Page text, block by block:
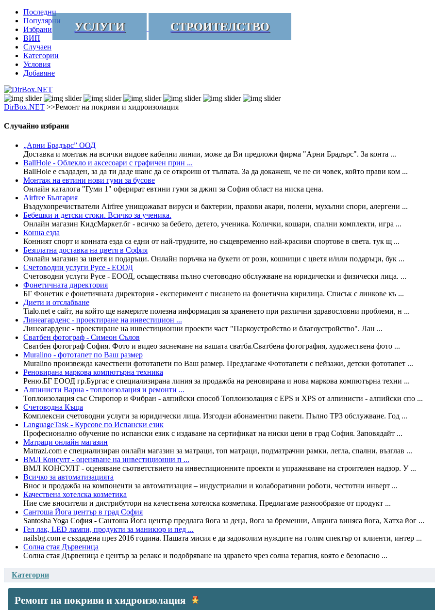
Последни
Популярни
Избрани
ВИП
Случаен
Категории
Условия
Добавяне
УСЛУГИ СТРОИТЕЛСТВО
DirBox.NET >>Ремонт на покриви и хидроизолация
Случайно избрани
„Арни Брадърс” ООД
Доставка и монтаж на всички видове кабелни линии, може да Ви предложи фирма "Арни Брадърс". За конта ...
BallHole - Облекло и аксесоари с графичен прин ...
BallHole е създаден, за да ти даде шанс да се откроиш от тълпата. За да докажеш, че не си човек, който прави ком ...
Монтаж на евтини нови гуми за бусове
Онлайн каталога "Гуми 1" оферират евтини гуми за джип за София област на ниска цена.
Airfree България
Въздухопречистватели Airfree унищожават вируси и бактерии, прахови акари, полени, мухълни спори, алергени ...
Бебешки и детски стоки. Всичко за ученика.
Онлайн магазин КидсМаркет.бг - всичко за бебето, детето, ученика. Колички, кошари, спални комплекти, игра ...
Конна езда
Конният спорт и конната езда са едни от най-трудните, но същевременно най-красиви спортове в света. тук щ ...
Безплатна доставка на цветя в София
Онлайн магазин за цветя и подаръци. Онлайн поръчка на букети от рози, кошници с цветя и/или подаръци, бук ...
Счетоводни услуги Русе - ЕООД
Счетоводни услуги Русе - ЕООД, осъществява пълно счетоводно обслужване на юридически и физически лица. ...
Фонетичната директория
БГ Фонетик е фонетичната директория - експеримент с писането на фонетична кирилица. Списък с линкове къ ...
Диети и отслабване
Tialo.net е сайт, на който ще намерите полезна информация за храненето при различни здравословни проблеми, н ...
Линеагарденс - проектиране на инвестицион ...
Линеагарденс - проектиране на инвестиционни проекти част "Паркоустройство и благоустройство". Лан ...
Сватбен фотограф - Симеон Сълов
Сватбен фотограф София. Фото и видео заснемане на вашата сватба.Сватбена фотография, художествена фото ...
Muralino - фототапет по Ваш размер
Muralino произвежда качествени фототапети по Ваш размер. Предлагаме Фототапети с пейзажи, детски фототапет ...
Реновирана маркова компютърна техника
Реню.БГ ЕООД гр.Бургас е специализирана линия за продажба на реновирана и нова маркова компютърна техни ...
Алпинисти Варна - топлоизолация и ремонти ...
Топлоизолация със Стиропор и Фибран - алпийски способ Топлоизолация с EPS и XPS от алпинисти - алпийски спо ...
Счетоводна Къща
Комплексни счетоводни услуги за юридически лица. Изгодни абонаментни пакети. Пълно ТРЗ обслужване. Год ...
LanguageTask - Курсове по Испански език
Професионално обучение по испански език с издаване на сертификат на ниски цени в град София. Заповядайт ...
Матраци онлайн магазин
Matrazi.com е специализиран онлайн магазин за матраци, топ матраци, подматрачни рамки, легла, спални, възглав ...
ВМЛ Консулт - oценяване на инвестиционни п ...
ВМЛ КОНСУЛТ - oценяване съответствието на инвестиционните проекти и упражняване на строителен надзор. У ...
Всичко за автоматизацията
Внос и продажба на компоненти за автоматизация – индустриални и колаборативни роботи, честотни инверт ...
Качествена хотелска козметика
Ние сме вносители и дистрибутори на качествена хотелска козметика. Предлагаме разнообразие от продукт ...
Сантоша Йога център в град София
Santosha Yoga София - Сантоша Йога център предлага йога за деца, йога за бременни, Ащанга виняса йога, Хатха йог ...
Гел лак, LED лампи, продукти за маникюр и пед ...
nailsbg.com е създадена през 2016 година. Нашата мисия е да задоволим нуждите на голям спектър от клиенти, интер ...
Солна стая Дървеница
Солна стая Дървеница е център за релакс и подобряване на здравето чрез солна терапия, която е безопасно ...
Категории
Ремонт на покриви и хидроизолация